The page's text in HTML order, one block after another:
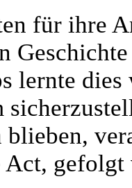
für ihre
lernte
blieben,
Act,